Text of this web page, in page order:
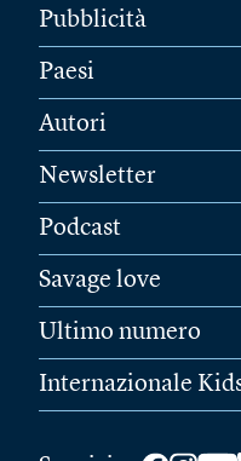
Pubblicità
Paesi
Autori
Newsletter
Podcast
Savage love
Ultimo numero
Internazionale